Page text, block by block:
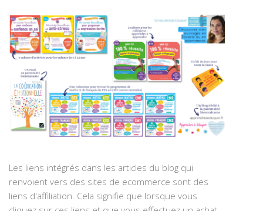
Les liens intégrés dans les articles du blog qui
renvoient vers des sites de ecommerce sont des
liens d'affiliation. Cela signifie que lorsque vous